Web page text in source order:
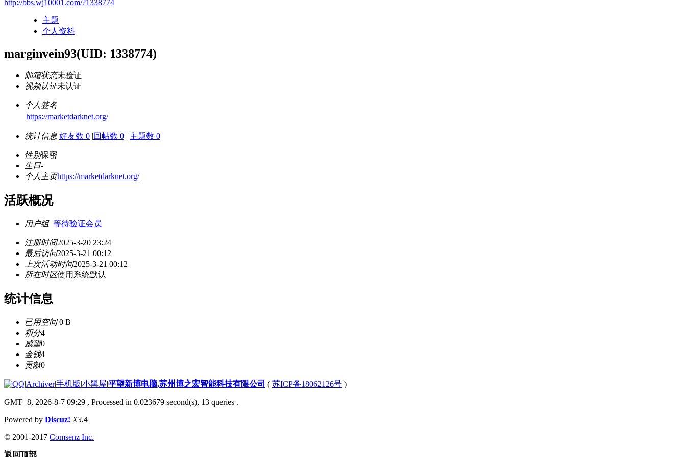
http://bbs.wj10001.com/?1338774
主题
个人资料
marginvein93(UID: 1338774)
邮箱状态未验证
视频认证未认证
个人签名
https://marketdarknet.org/
统计信息 好友数 0 |回帖数 0 | 主题数 0
性别保密
生日-
个人主页https://marketdarknet.org/
活跃概况
用户组 等待验证会员
注册时间2025-3-20 23:24
最后访问2025-3-21 00:12
上次活动时间2025-3-21 00:12
所在时区使用系统默认
统计信息
已用空间0 B
积分4
威望0
金钱4
贡献0
|Archiver|手机版|小黑屋|平望新博电脑,苏州博之宏智能科技有限公司 ( 苏ICP备18062126号 )
GMT+8, 2026-8-7 09:29 , Processed in 0.023679 second(s), 13 queries .
Powered by Discuz! X3.4
© 2001-2017 Comsenz Inc.
返回顶部